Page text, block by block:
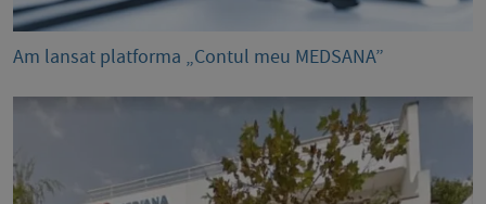
Am lansat platforma „Contul meu MEDSANA”